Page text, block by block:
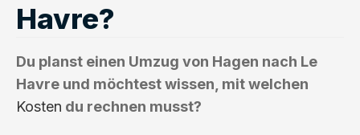
Havre?
Du planst einen Umzug von Hagen nach Le
Havre und möchtest wissen, mit welchen
Kosten du rechnen musst?